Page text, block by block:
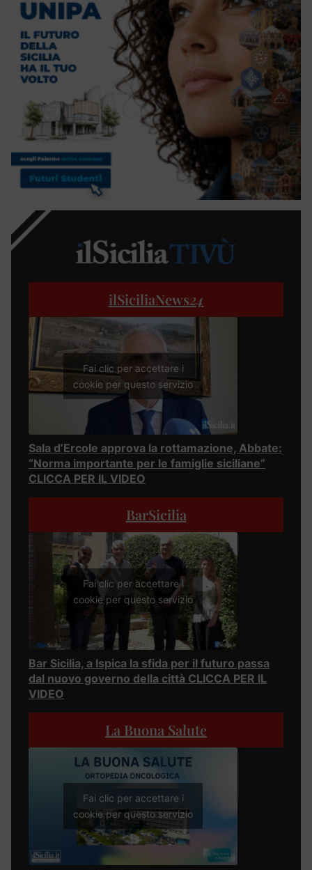
ilSiciliaNews24
Fai clic per accettare i
cookie per questo servizio
Sala d’Ercole approva la rottamazione, Abbate:
“Norma importante per le famiglie siciliane”
CLICCA PER IL VIDEO
BarSicilia
Fai clic per accettare i
cookie per questo servizio
Bar Sicilia, a Ispica la sfida per il futuro passa
dal nuovo governo della città CLICCA PER IL
VIDEO
La Buona Salute
Fai clic per accettare i
cookie per questo servizio